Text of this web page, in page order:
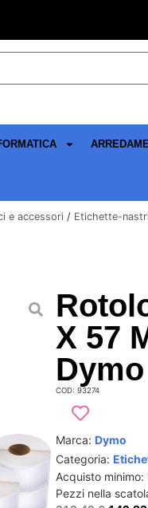
e accessori / Etichette-
X 57
COD: 93274
Marca: Dymo
Categoria:
Acquisto minimo:
Pezzi nella